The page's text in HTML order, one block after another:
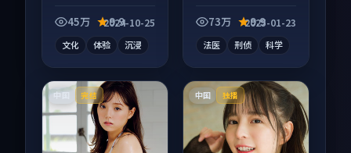
端观看，细节更丰
45万 9.9
2024-10-25
文化 体验 沉浸
富。73万 9.9
2025-01-23
法医 刑侦 科学
中国 完结 中国 独播